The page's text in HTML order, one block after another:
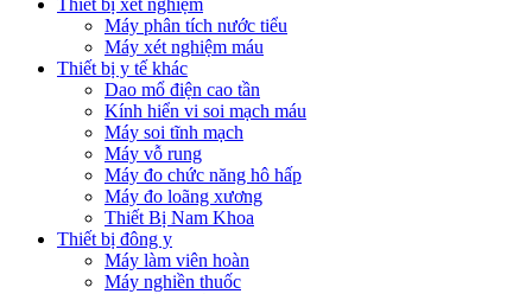
Máy phân tích nước tiểu
Máy xét nghiệm máu
Thiết bị y tế khác
Dao mổ điện cao tần
Kính hiển vi soi mạch máu
Máy soi tĩnh mạch
Máy vỗ rung
Máy đo chức năng hô hấp
Máy đo loãng xương
Thiết Bị Nam Khoa
Thiết bị đông y
Máy làm viên hoàn
Máy nghiền thuốc